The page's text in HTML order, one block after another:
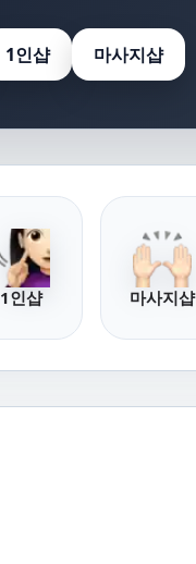
1인샵 마사지샵
1인샵 마사지샵